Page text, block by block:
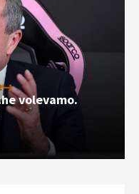
volevamo.